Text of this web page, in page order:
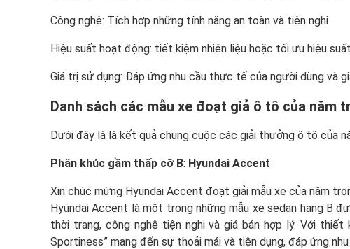
Công nghệ: Tích hợp những tính năng an toàn và tiện nghi
Hiệu suất hoạt động: tiết kiệm nhiên liệu hoặc tối ưu hiệu
Giá trị sử dụng: Đáp ứng nhu cầu thực tế của người dùng và
Danh sách các mẫu xe đoạt giả ô tô của năm
Dưới đây là là kết quả chung cuộc các giải thưởng ô tô của
Phân khúc gầm thấp cỡ B: Hyundai Accent
Xin chúc mừng Hyundai Accent đoạt giải mẫu xe của năm
Hyundai Accent là một trong những mẫu xe sedan hạng B
thời trang, công nghệ tiện nghi và giá bán hợp lý. Với
Sportiness” mang đến sự thoải mái và tiện dụng, đáp ứng